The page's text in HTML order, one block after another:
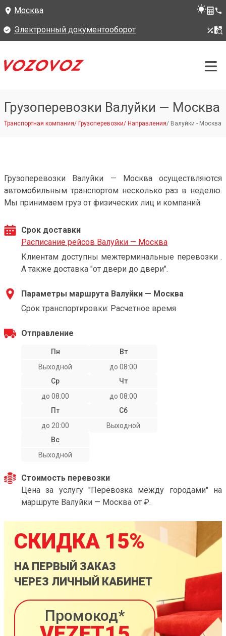
Москва
Электронный документооборот
Грузоперевозки Валуйки — Москва
Транспортная компания/ Грузоперевозки/ Направления/ Валуйки - Москва
Грузоперевозки Валуйки — Москва осуществляются
автомобильным транспортом несколько раз в неделю.
Мы принимаем груз от физических лиц и компаний.
Срок доставки
Расписание рейсов Валуйки — Москва
Клиентам доступны межтерминальные перевозки .
А также доставка "от двери до двери".
Параметры маршрута Валуйки — Москва
Срок транспортировки: Расчетное время
Отправление
Пн
Выходной
Вт
до 08:00
Ср
до 08:00
Чт
до 08:00
Пт
до 20:00
Сб
Выходной
Вс
Выходной
Стоимость перевозки
Цена за услугу "Перевозка между городами" на
маршруте Валуйки — Москва от ₽.
СКИДКА 15%
НА ПЕРВЫЙ ЗАКАЗ
ЧЕРЕЗ ЛИЧНЫЙ КАБИНЕТ
Промокод*